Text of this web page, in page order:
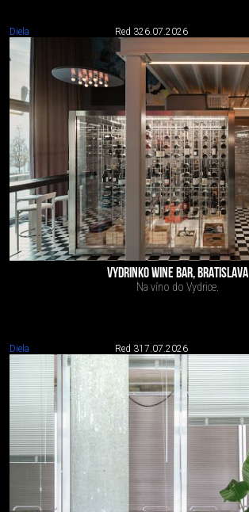
Diela Red 326.07.2026
VYDRINKO WINE BAR, BRATISLAVA
Na víno do Vydrice.
Diela Red 317.07.2026